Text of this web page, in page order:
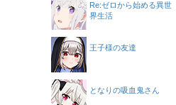
Re:ゼロから始める異世
界生活
王子様の友達
となりの吸血鬼さん